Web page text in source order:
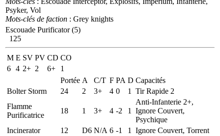
Psyker, Vol
Mots-clés de faction : Grey knights
Escouade Purificator (5)
125
M E SV PV CD CO
6 4 2+ 2 6+
1
Portée A C/T F PA D Capacités
Bolter Storm
24 2 3+ 4 0 1
Tir Rapide 2
Flamme
Purificatrice
18 1 3+ 4 -2 1
Anti-Infanterie 2+,
Ignore Couvert,
Psychique
Incinerator
12 D6 N/A 6 -1 1
Ignore Couvert, Torrent